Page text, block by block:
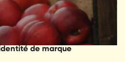
de marque